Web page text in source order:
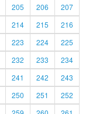
205 206
207
214 215
216
223 224
225
232 233
234
241 242
243
250 251
252